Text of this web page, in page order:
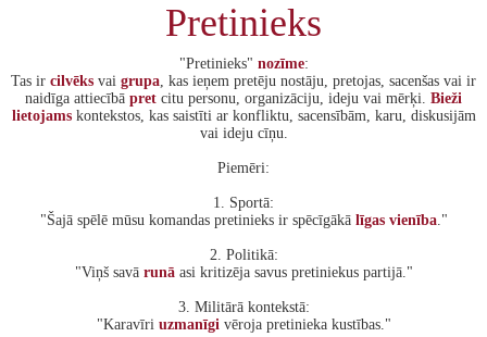
Pretinieks
"Pretinieks" nozīme:
Tas ir cilvēks vai grupa, kas ieņem pretēju nostāju, pretojas, sacenšas vai ir
naidīga attiecībā pret citu personu, organizāciju, ideju vai mērķi. Bieži
lietojamskontekstos, kas saistīti ar konfliktu, sacensībām, karu, diskusijām
vai ideju cīņu.
Piemēri:
1. Sportā:
"Šajā spēlē mūsu komandas pretinieks ir spēcīgākā līgas vienība."
2. Politikā:
"Viņš savā runāasi kritizēja savus pretiniekus partijā."
3. Militārā kontekstā:
"Karavīri uzmanīgivēroja pretinieka kustības."